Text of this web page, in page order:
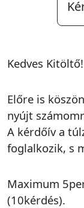
Kedves Kitöltő!
Előre is
nyújt
A kérdőív a
foglalkozik, s
Maximum
(10kérdés).